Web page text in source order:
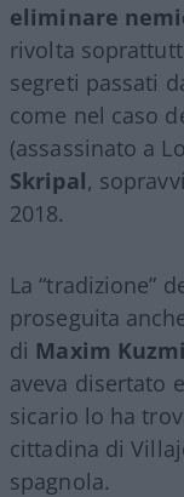
eliminare
rivolta
segreti passati
come nel caso
(assassinato a
Skripal,
2018.
La “tradizione”
proseguita
di Maxim
aveva disertato
sicario lo ha
cittadina di
spagnola.